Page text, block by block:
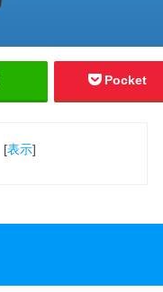
Pocket
[表示]